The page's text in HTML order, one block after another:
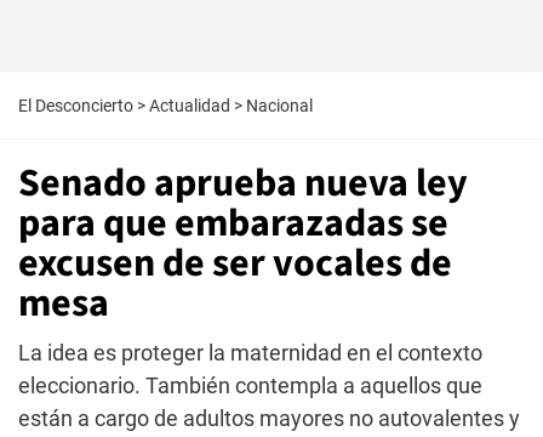
El Desconcierto >Actualidad > Nacional
Senado aprueba nueva ley
para que embarazadas se
excusen de ser vocales de
mesa
La idea es proteger la maternidad en el contexto
eleccionario. También contempla a aquellos que
están a cargo de adultos mayores no autovalentes y